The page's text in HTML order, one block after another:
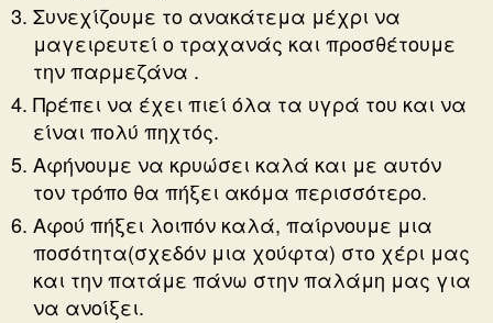
Συνεχίζουμε το ανακάτεμα μέχρι να
μαγειρευτεί ο τραχανάς και προσθέτουμε
την παρμεζάνα .
Πρέπει να έχει πιεί όλα τα υγρά του και να
είναι πολύ πηχτός.
Αφήνουμε να κρυώσει καλά και με αυτόν
τον τρόπο θα πήξει ακόμα περισσότερο.
Αφού πήξει λοιπόν καλά, παίρνουμε μια
ποσότητα(σχεδόν μια χούφτα) στο χέρι μας
και την πατάμε πάνω στην παλάμη μας για
να ανοίξει.